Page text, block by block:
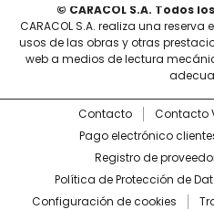
© CARACOL S.A. Todos
CARACOL S.A. realiza una
usos de las obras y otras
web a medios de lectura
Contacto Contacto
Pago electrónico
Registro de
Política de Protección de
Configuración de cookies